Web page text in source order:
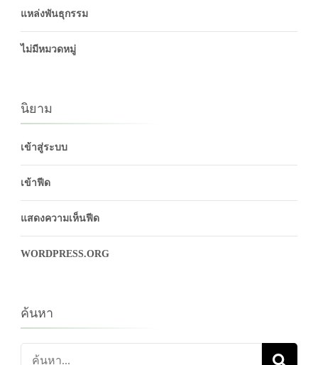
แหล่งพันธุกรรม
ไม่มีหมวดหมู่
นิยาม
เข้าสู่ระบบ
เข้าฟีด
แสดงความเห็นฟีด
WORDPRESS.ORG
ค้นหา
ค้นหา